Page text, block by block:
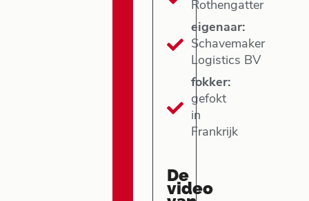
Rothengatter
eigenaar:
Schavemaker
Logistics BV
fokker:
gefokt
in
Frankrijk
De
video